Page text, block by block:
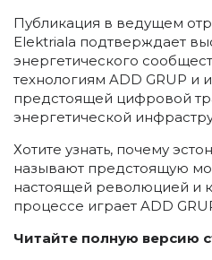
Публикация в ведущем
Elektriala подтверждает
энергетического
технологиям ADD GRUP и
предстоящей цифровой
энергетической
Хотите узнать, почему
называют предстоящую
настоящей революцией и
процессе играет ADD
Читайте полную версию